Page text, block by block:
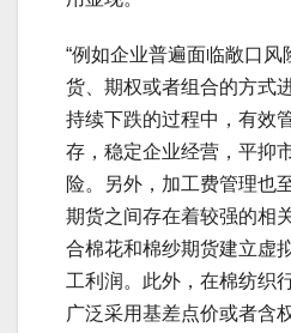
“例如企业普遍面临敞口风
货、期权或者组合的方式
持续下跌的过程中，有效
存，稳定企业经营，平抑
险。另外，加工费管理也
期货之间存在着较强的相
合棉花和棉纱期货建立虚
工利润。此外，在棉纺织
广泛采用基差点价或者含